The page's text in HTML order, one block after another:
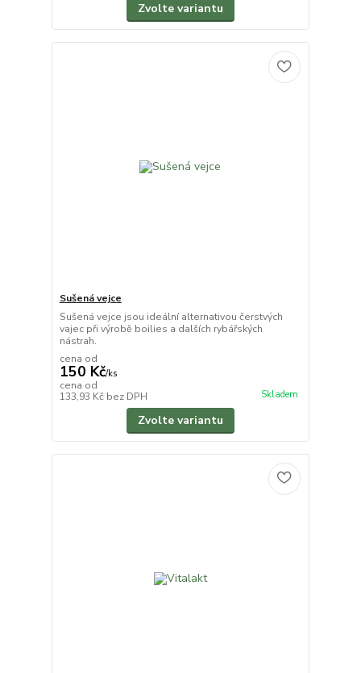
Zvolte variantu
Sušená vejce
Sušená vejce jsou ideální alternativou čerstvých
vajec při výrobě boilies a dalších rybářských
nástrah.
cena od
150 Kč/ks
cena od
133,93 Kč bez DPH Skladem
Zvolte variantu